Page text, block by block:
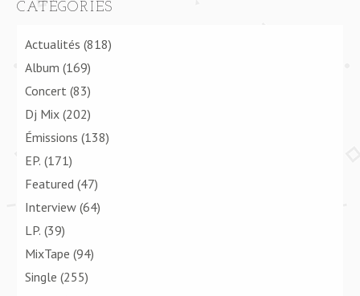
CATÉGORIES
Actualités (818)
Album (169)
Concert (83)
Dj Mix (202)
Émissions (138)
EP. (171)
Featured (47)
Interview (64)
LP. (39)
MixTape (94)
Single (255)